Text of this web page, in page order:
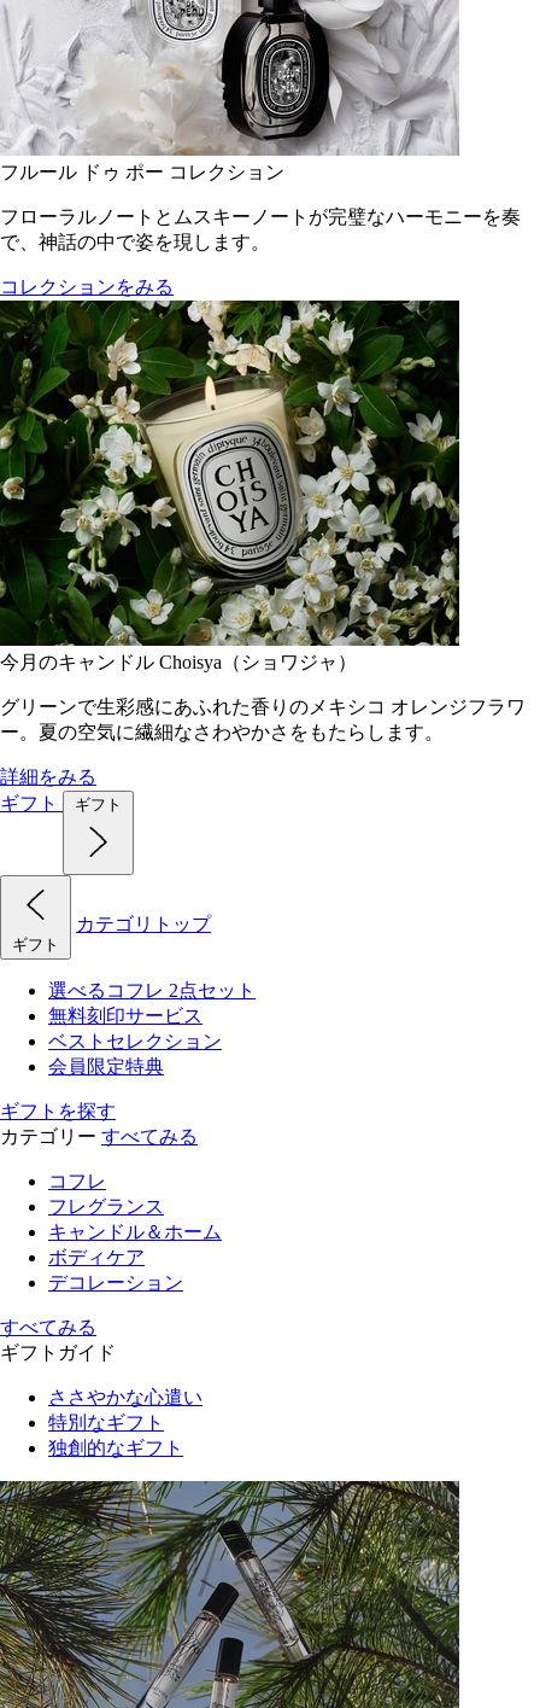
フルール ドゥ ポー コレクション
フローラルノートとムスキーノートが完璧なハーモニーを奏
で、神話の中で姿を現します。
コレクションをみる
今月のキャンドル Choisya（ショワジャ）
グリーンで生彩感にあふれた香りのメキシコ オレンジフラワ
ー。夏の空気に繊細なさわやかさをもたらします。
詳細をみる
ギフト
ギフト
ギフト
カテゴリトップ
選べるコフレ 2点セット
無料刻印サービス
ベストセレクション
会員限定特典
ギフトを探す
カテゴリー すべてみる
コフレ
フレグランス
キャンドル＆ホーム
ボディケア
デコレーション
すべてみる
ギフトガイド
ささやかな心遣い
特別なギフト
独創的なギフト